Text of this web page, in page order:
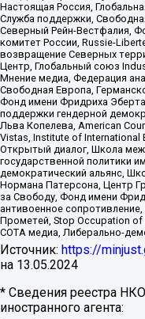
Настоящая Россия,
Служба поддержки,
Северный Рейн-Вестфалия,
комитет России, Russie-
возвращение Северных
Центр, Глобальный союз
Мнение медиа, Федерация
Свободная Европа,
Фонд имени Фридриха
поддержки гендерной
Льва Копелева, American
Vistas, Institute of
Открытый диалог, Школа
государственной политики
демократический альянс,
Нормана Патерсона, Центр
за Свободу, Фонд имени
антивоенное
Прометей, Stop Occupation
СОТА медиа, Либерально-
Источник: https://
на 13.05.2024
* Сведения реестра
иностранного агента: